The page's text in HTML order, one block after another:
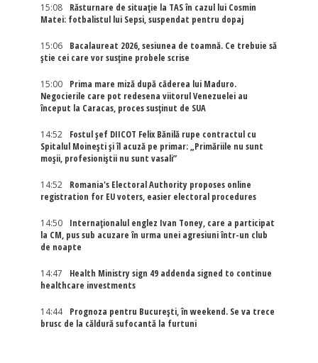
15:08
Răsturnare de situație la TAS în cazul lui Cosmin
Matei: fotbalistul lui Sepsi, suspendat pentru dopaj
15:06
Bacalaureat 2026, sesiunea de toamnă. Ce trebuie să
știe cei care vor susține probele scrise
15:00
Prima mare miză după căderea lui Maduro.
Negocierile care pot redesena viitorul Venezuelei au
început la Caracas, proces susținut de SUA
14:52
Fostul șef DIICOT Felix Bănilă rupe contractul cu
Spitalul Moinești și îl acuză pe primar: „Primăriile nu sunt
moșii, profesioniștii nu sunt vasali”
14:52
Romania's Electoral Authority proposes online
registration for EU voters, easier electoral procedures
14:50
Internaţionalul englez Ivan Toney, care a participat
la CM, pus sub acuzare în urma unei agresiuni într-un club
de noapte
14:47
Health Ministry sign 49 addenda signed to continue
healthcare investments
14:44
Prognoza pentru București, în weekend. Se va trece
brusc de la căldură sufocantă la furtuni